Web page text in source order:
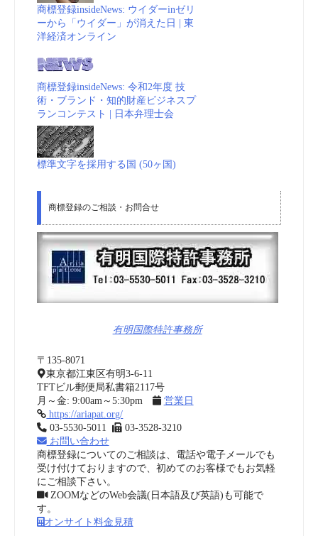
商標登録insideNews: ウイダーinゼリ
ーから「ウイダー」が消えた日 | 東
洋経済オンライン
商標登録insideNews: 令和2年度 技
術・ブランド・知的財産ビジネスプ
ランコンテスト | 日本弁理士会
標準文字を採用する国 (50ヶ国)
商標登録のご相談・お問合せ
有明国際特許事務所
〒135-8071
東京都江東区有明3-6-11
TFTビル郵便局私書箱2117号
月～金: 9:00am～5:30pm
営業日
https://ariapat.org/
03-5530-5011
03-3528-3210
お問い合わせ
商標登録についてのご相談は、電話や電子メールでも
受け付けておりますので、初めてのお客様でもお気軽
にご相談下さい。
ZOOMなどのWeb会議(日本語及び英語)も可能で
す。
オンサイト料金見積